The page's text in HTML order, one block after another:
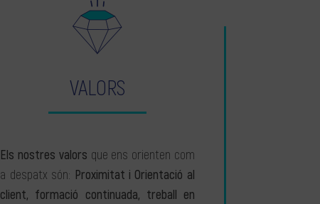
VALORS
Els nostres valors que ens orienten com
a despatx són: Proximitat i Orientació al
client, formació continuada, treball en